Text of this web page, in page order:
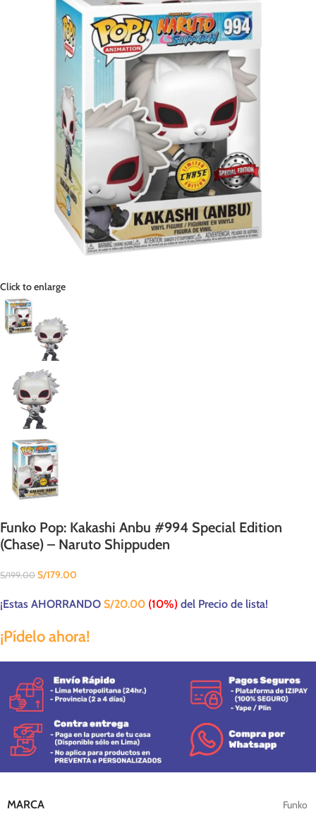
Click to enlarge
Funko Pop: Kakashi Anbu #994 Special Edition
(Chase) – Naruto Shippuden
S/199.00 S/179.00
¡Estas AHORRANDO S/20.00 (10%) del Precio de lista!
¡Pídelo ahora!
MARCA Funko